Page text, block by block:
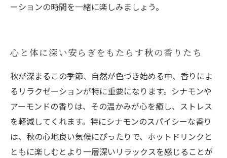
ーションの時間を一緒に楽しみましょう。
心と体に深い安らぎをもたらす秋の香りたち
秋が深まるこの季節、自然が色づき始める中、香りによ
るリラクゼーションが特に重要になります。シナモンや
アーモンドの香りは、その温かみが心を癒し、ストレス
を軽減してくれます。特にシナモンのスパイシーな香り
は、秋の心地良い気候にぴったりで、ホットドリンクと
ともに楽しむとより一層深いリラックスを感じることが